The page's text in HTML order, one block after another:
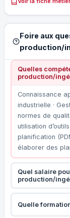
Foire aux
production/
Quelles
production/
Connaissance
industrielle ·
normes de
utilisation
planification
élaborer des
Quel salaire
production/
Quelle